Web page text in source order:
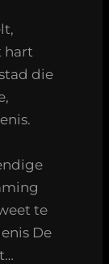
hart
die
te
De